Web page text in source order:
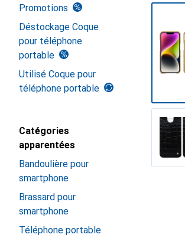
Promotions
Déstockage Coque
pour téléphone
portable
Utilisé Coque pour
téléphone portable
Catégories
apparentées
Bandoulière pour
smartphone
Brassard pour
smartphone
Téléphone portable